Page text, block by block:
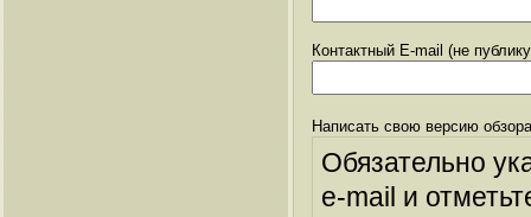
Контактный E-mail (не
Написать свою версию
Обязательно
e-mail и